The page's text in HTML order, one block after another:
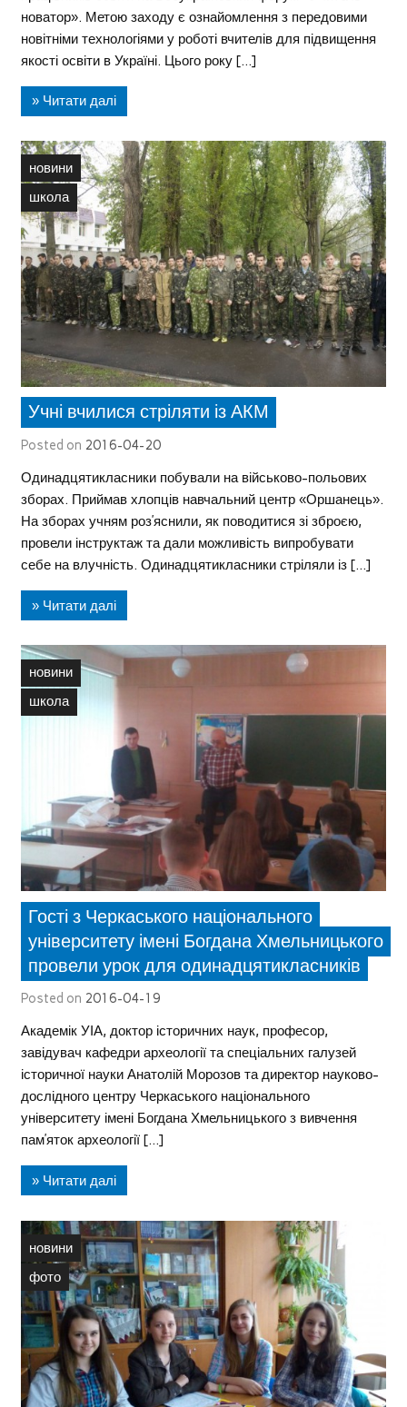
новатор». Метою заходу є ознайомлення з передовими
новітніми технологіями у роботі вчителів для підвищення
якості освіти в Україні. Цього року […]
» Читати далі
новини
школа
Учні вчилися стріляти із АКМ
Posted on 2016-04-20
Одинадцятикласники побували на військово-польових
зборах. Приймав хлопців навчальний центр «Оршанець».
На зборах учням роз’яснили, як поводитися зі зброєю,
провели інструктаж та дали можливість випробувати
себе на влучність. Одинадцятикласники стріляли із […]
» Читати далі
новини
школа
Гості з Черкаського національного
університету імені Богдана Хмельницького
провели урок для одинадцятикласників
Posted on 2016-04-19
Академік УІА, доктор історичних наук, професор,
завідувач кафедри археології та спеціальних галузей
історичної науки Анатолій Морозов та директор науково-
дослідного центру Черкаського національного
університету імені Богдана Хмельницького з вивчення
пам’яток археології […]
» Читати далі
новини
фото